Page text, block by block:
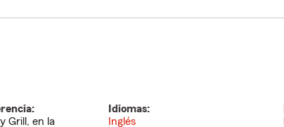
Grill, en la
Idiomas:
Inglés